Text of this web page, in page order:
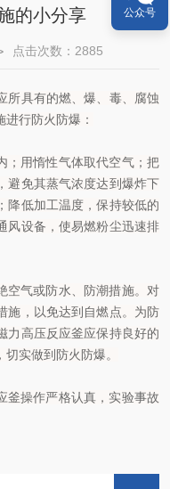
的小分享
点击次数：2885
所具有的燃、爆、毒、腐蚀
行防火防爆：
；用惰性气体取代空气；把
避免其蒸气浓度达到爆炸下
降低加工温度，保持较低的
风设备，使易燃粉尘迅速排
空气或防水、防潮措施。对
施，以免达到自燃点。为防
力高压反应釜应保持良好的
实做到防火防爆。
釜操作严格认真，实验事故
公众号